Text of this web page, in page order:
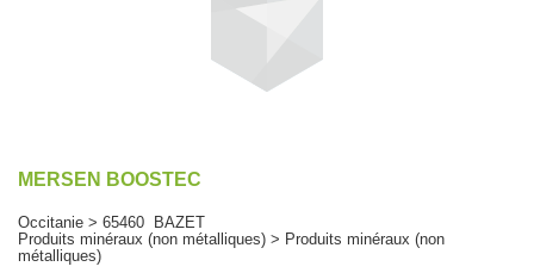
MERSEN BOOSTEC
Occitanie > 65460 BAZET
Produits minéraux (non métalliques) > Produits minéraux (non
métalliques)